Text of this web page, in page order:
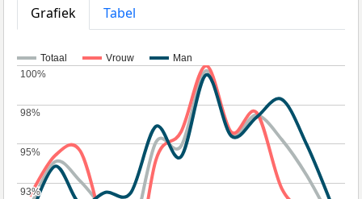
Grafiek
Tabel
Totaal Vrouw Man
93%
93%
95%
95%
98%
98%
100%
100%